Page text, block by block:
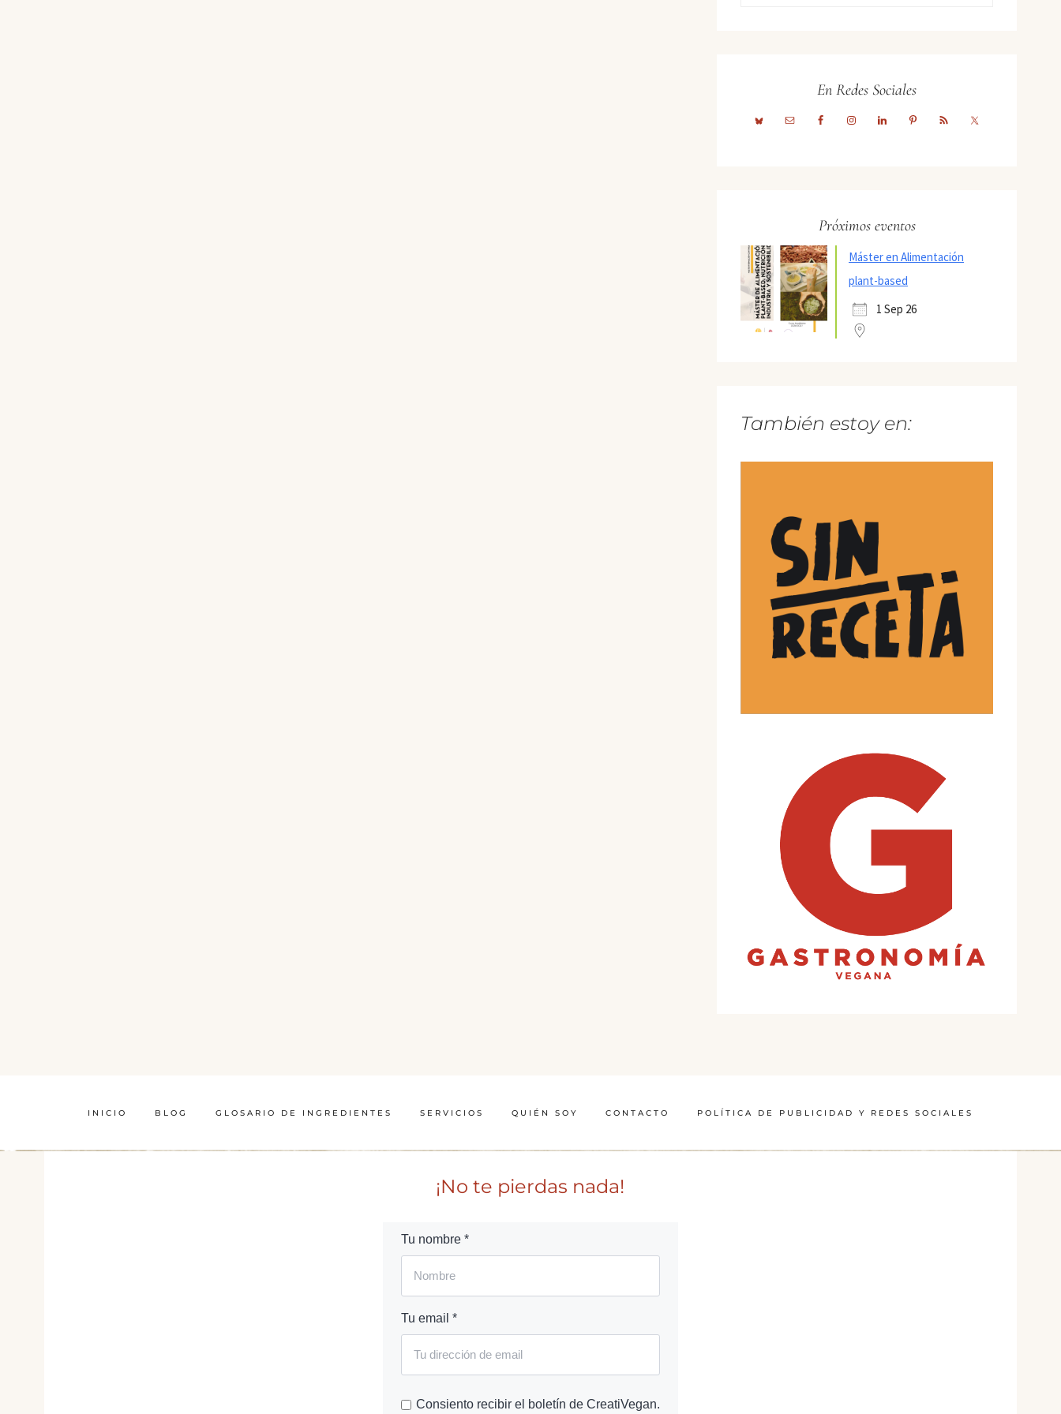
En Redes Sociales
Próximos eventos
Máster en Alimentación
plant-based
1 Sep 26
También estoy en:
INICIO BLOG GLOSARIO DE INGREDIENTES SERVICIOS QUIÉN SOY CONTACTO POLÍTICA DE PUBLICIDAD Y REDES SOCIALES
¡No te pierdas nada!
Tu nombre *
Tu email *
Consiento recibir el boletín de CreatiVegan.